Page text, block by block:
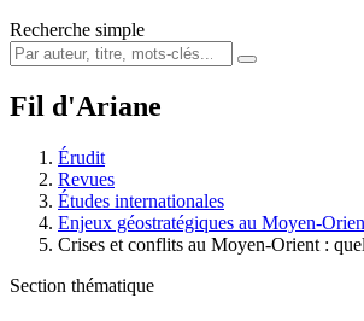
Recherche simple
Fil d'Ariane
Érudit
Revues
Études internationales
Enjeux géostratégiques au Moyen-
Crises et conflits au Moyen-Orient :
Section thématique